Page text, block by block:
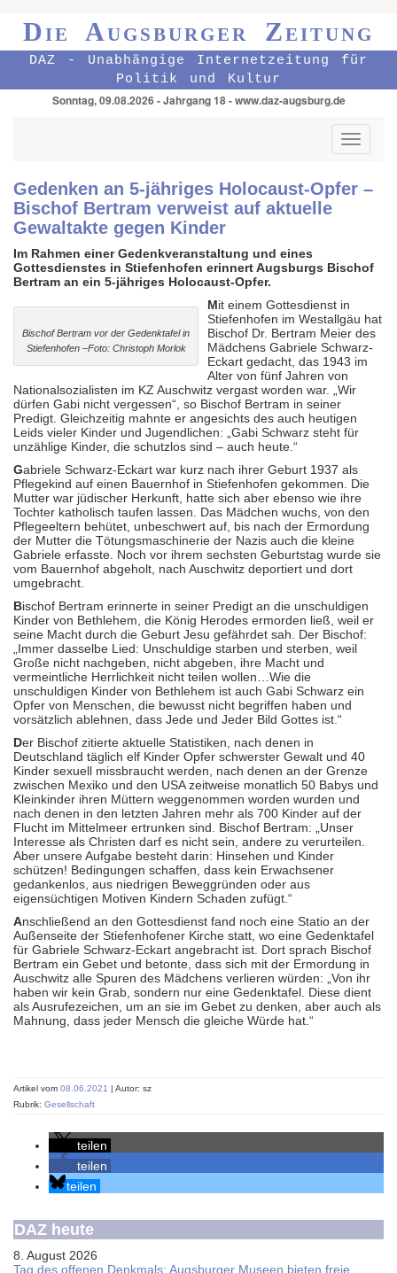
Die Augsburger Zeitung
DAZ - Unabhängige Internetzeitung für
Politik und Kultur
Sonntag, 09.08.2026 - Jahrgang 18 - www.daz-augsburg.de
Toggle
Gedenken an 5-jähriges Holocaust-Opfer –
Bischof Bertram verweist auf aktuelle
Gewaltakte gegen Kinder
Im Rahmen einer Gedenkveranstaltung und eines
Gottesdienstes in Stiefenhofen erinnert Augsburgs Bischof
Bertram an ein 5-jähriges Holocaust-Opfer.
Bischof Bertram vor der Gedenktafel in
Stiefenhofen –Foto: Christoph Morlok
Mit einem Gottesdienst in
Stiefenhofen im Westallgäu hat
Bischof Dr. Bertram Meier des
Mädchens Gabriele Schwarz-
Eckart gedacht, das 1943 im
Alter von fünf Jahren von
Nationalsozialisten im KZ Auschwitz vergast worden war. „Wir
dürfen Gabi nicht vergessen“, so Bischof Bertram in seiner
Predigt. Gleichzeitig mahnte er angesichts des auch heutigen
Leids vieler Kinder und Jugendlichen: „Gabi Schwarz steht für
unzählige Kinder, die schutzlos sind – auch heute.“
Gabriele Schwarz-Eckart war kurz nach ihrer Geburt 1937 als
Pflegekind auf einen Bauernhof in Stiefenhofen gekommen. Die
Mutter war jüdischer Herkunft, hatte sich aber ebenso wie ihre
Tochter katholisch taufen lassen. Das Mädchen wuchs, von den
Pflegeeltern behütet, unbeschwert auf, bis nach der Ermordung
der Mutter die Tötungsmaschinerie der Nazis auch die kleine
Gabriele erfasste. Noch vor ihrem sechsten Geburtstag wurde sie
vom Bauernhof abgeholt, nach Auschwitz deportiert und dort
umgebracht.
Bischof Bertram erinnerte in seiner Predigt an die unschuldigen
Kinder von Bethlehem, die König Herodes ermorden ließ, weil er
seine Macht durch die Geburt Jesu gefährdet sah. Der Bischof:
„Immer dasselbe Lied: Unschuldige starben und sterben, weil
Große nicht nachgeben, nicht abgeben, ihre Macht und
vermeintliche Herrlichkeit nicht teilen wollen…Wie die
unschuldigen Kinder von Bethlehem ist auch Gabi Schwarz ein
Opfer von Menschen, die bewusst nicht begriffen haben und
vorsätzlich ablehnen, dass Jede und Jeder Bild Gottes ist.“
Der Bischof zitierte aktuelle Statistiken, nach denen in
Deutschland täglich elf Kinder Opfer schwerster Gewalt und 40
Kinder sexuell missbraucht werden, nach denen an der Grenze
zwischen Mexiko und den USA zeitweise monatlich 50 Babys und
Kleinkinder ihren Müttern weggenommen worden wurden und
nach denen in den letzten Jahren mehr als 700 Kinder auf der
Flucht im Mittelmeer ertrunken sind. Bischof Bertram: „Unser
Interesse als Christen darf es nicht sein, andere zu verurteilen.
Aber unsere Aufgabe besteht darin: Hinsehen und Kinder
schützen! Bedingungen schaffen, dass kein Erwachsener
gedankenlos, aus niedrigen Beweggründen oder aus
eigensüchtigen Motiven Kindern Schaden zufügt.“
Anschließend an den Gottesdienst fand noch eine Statio an der
Außenseite der Stiefenhofener Kirche statt, wo eine Gedenktafel
für Gabriele Schwarz-Eckart angebracht ist. Dort sprach Bischof
Bertram ein Gebet und betonte, dass sich mit der Ermordung in
Auschwitz alle Spuren des Mädchens verlieren würden: „Von ihr
haben wir kein Grab, sondern nur eine Gedenktafel. Diese dient
als Ausrufezeichen, um an sie im Gebet zu denken, aber auch als
Mahnung, dass jeder Mensch die gleiche Würde hat.“
Artikel vom 08.06.2021 | Autor: sz
Rubrik: Gesellschaft
teilen
teilen
teilen
DAZ heute
8. August 2026
Tag des offenen Denkmals: Augsburger Museen bieten freie